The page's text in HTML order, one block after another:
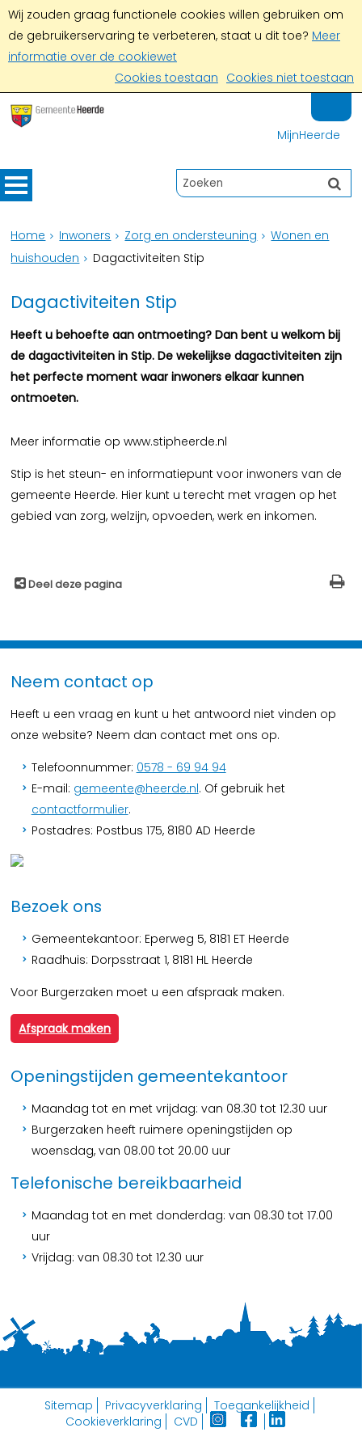
Wij zouden graag functionele cookies willen gebruiken om
de gebruikerservaring te verbeteren, staat u dit toe? Meer
informatie over de cookiewet
Cookies toestaan Cookies niet toestaan
MijnHeerde
Home Inwoners Zorg en ondersteuning
Wonen en
huishouden
Dagactiviteiten Stip
Dagactiviteiten Stip
Heeft u behoefte aan ontmoeting? Dan bent u welkom bij
de dagactiviteiten in Stip. De wekelijkse dagactiviteiten zijn
het perfecte moment waar inwoners elkaar kunnen
ontmoeten.
Meer informatie op www.stipheerde.nl
Stip is het steun- en informatiepunt voor inwoners van de
gemeente Heerde. Hier kunt u terecht met vragen op het
gebied van zorg, welzijn, opvoeden, werk en inkomen.
Deel deze pagina
Neem contact op
Heeft u een vraag en kunt u het antwoord niet vinden op
onze website? Neem dan contact met ons op.
Telefoonnummer: 0578 - 69 94 94
E-mail: gemeente@heerde.nl. Of gebruik het
contactformulier.
Postadres: Postbus 175, 8180 AD Heerde
Bezoek ons
Gemeentekantoor: Eperweg 5, 8181 ET Heerde
Raadhuis: Dorpsstraat 1, 8181 HL Heerde
Voor Burgerzaken moet u een afspraak maken.
Afspraak maken
Openingstijden gemeentekantoor
Maandag tot en met vrijdag: van 08.30 tot 12.30 uur
Burgerzaken heeft ruimere openingstijden op
woensdag, van 08.00 tot 20.00 uur
Telefonische bereikbaarheid
Maandag tot en met donderdag: van 08.30 tot 17.00
uur
Vrijdag: van 08.30 tot 12.30 uur
Sitemap Privacyverklaring
Toegankelijkheid
Cookieverklaring
CVD